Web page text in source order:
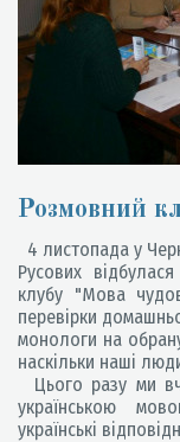
Розмовний
4 листопада у
Русових
клубу "Мова
перевірки
монологи на
наскільки наші
Цього разу ми
українською
українські